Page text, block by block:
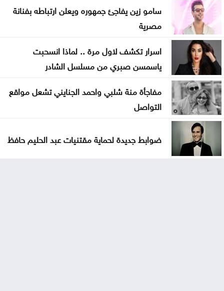
سامو زين يفاجئ جمهوره ويعلن ارتباطه بفنانة
مصرية
اسرار تكشف لاول مرة .. لماذا انسحبت
ياسمسن صبري من مسلسل الشادر
مفاجأة منة شلبي واحمد الجنايني تشعل مواقع
التواصل
ضوابط جديدة لحماية مقتنيات عبد الحليم حافظ